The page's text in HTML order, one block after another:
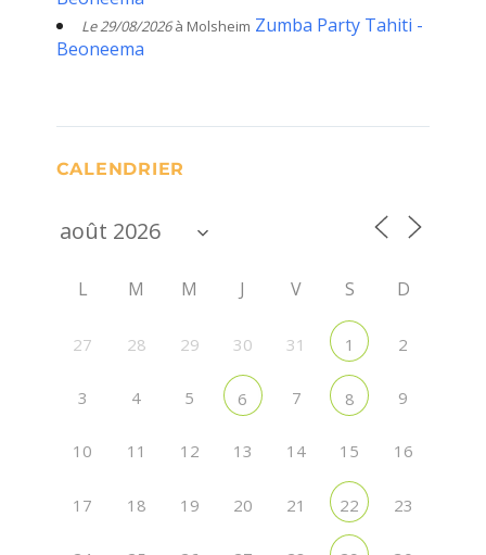
Le 29/08/2026à Molsheim Zumba Party Tahiti -
Beoneema
CALENDRIER
L M M J V S D
27 28 29 30 31 1 2
3 4 5 6 7 8 9
10 11 12 13 14 15 16
17 18 19 20 21 22 23